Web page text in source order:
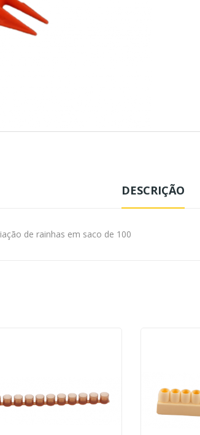
DESCRIÇÃO
de rainhas em saco de 100